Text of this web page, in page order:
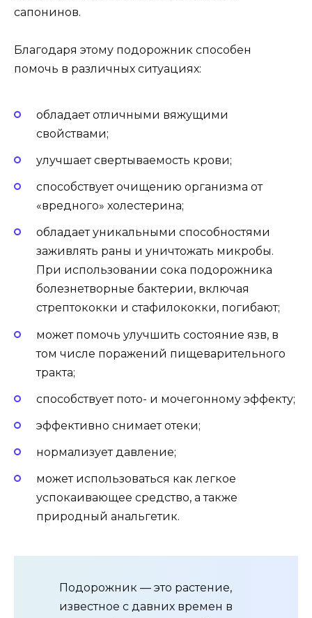
сапонинов.
Благодаря этому подорожник способен
помочь в различных ситуациях:
обладает отличными вяжущими
свойствами;
улучшает свертываемость крови;
способствует очищению организма от
«вредного» холестерина;
обладает уникальными способностями
заживлять раны и уничтожать микробы.
При использовании сока подорожника
болезнетворные бактерии, включая
стрептококки и стафилококки, погибают;
может помочь улучшить состояние язв, в
том числе поражений пищеварительного
тракта;
способствует пото- и мочегонному эффекту;
эффективно снимает отеки;
нормализует давление;
может использоваться как легкое
успокаивающее средство, а также
природный анальгетик.
Подорожник — это растение,
известное с давних времен в